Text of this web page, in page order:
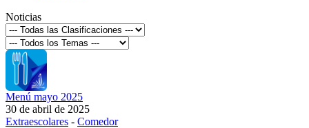
Noticias
Menú mayo 2025
30 de abril de 2025
Extraescolares - Comedor